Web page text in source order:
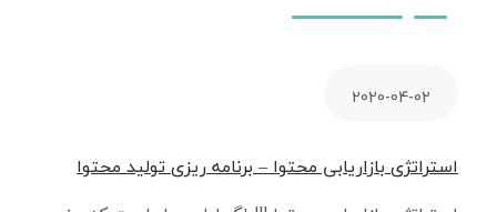
2020-04-02
استراتژی بازاریابی محتوا – برنامه ریزی تولید محتوا